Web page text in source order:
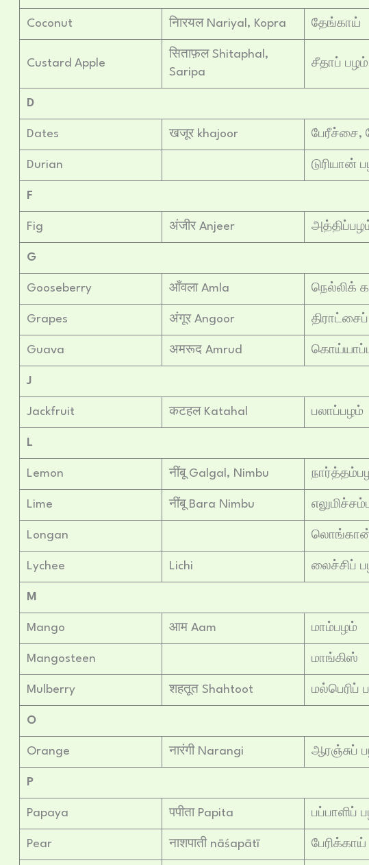
Coconut नािरयल Nariyal, Kopra தேங்காய்
Custard Apple
सिताफ़ल Shitaphal,
Saripa
சீதாப் பழம்
D
Dates खजूर khajoor பேரீச்சை,
Durian டுரியான்
F
Fig अंजीर Anjeer
G
Gooseberry आँवला Amla நெல்லிக்
Grapes अंगूर Angoor
Guava अमरूद Amrud
J
Jackfruit कटहल Katahal பலாப்பழம்
L
Lemon नींबू Galgal, Nimbu
Lime नींबू Bara Nimbu
Longan
Lychee Lichi லைச்சிப்
M
Mango आम Aam மாம்பழம்
Mangosteen மாங்கிஸ்
Mulberry शहतूत Shahtoot மல்பெரிப்
O
Orange नारंगी Narangi ஆரஞ்சுப்
P
Papaya पपीता Papita பப்பாளிப்
Pear नाशपाती nāśapātī பேரிக்காய்